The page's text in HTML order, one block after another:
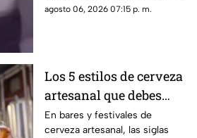
Paula Fajardo fue localizado y
agosto 06, 2026 07:15 p. m.
Los 5 estilos de cerveza
artesanal que debes
conocer
En bares y festivales de
cerveza artesanal, las siglas